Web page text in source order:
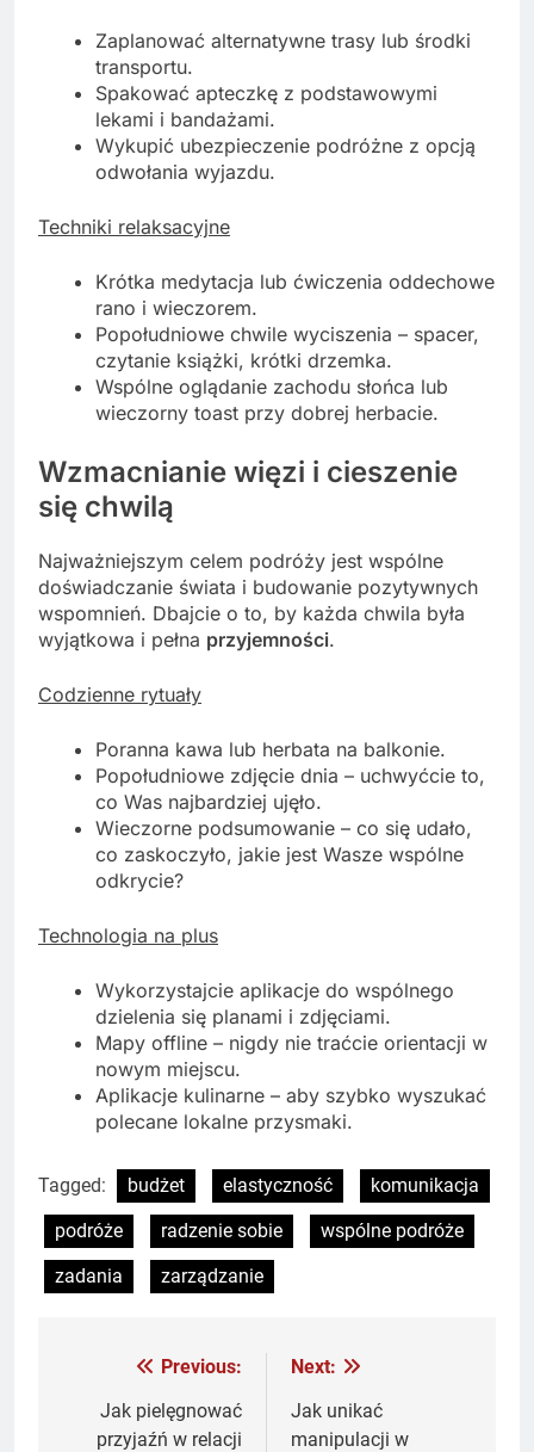
Zaplanować alternatywne trasy lub środki
transportu.
Spakować apteczkę z podstawowymi
lekami i bandażami.
Wykupić ubezpieczenie podróżne z opcją
odwołania wyjazdu.
Techniki relaksacyjne
Krótka medytacja lub ćwiczenia oddechowe
rano i wieczorem.
Popołudniowe chwile wyciszenia – spacer,
czytanie książki, krótki drzemka.
Wspólne oglądanie zachodu słońca lub
wieczorny toast przy dobrej herbacie.
Wzmacnianie więzi i cieszenie
się chwilą
Najważniejszym celem podróży jest wspólne
doświadczanie świata i budowanie pozytywnych
wspomnień. Dbajcie o to, by każda chwila była
wyjątkowa i pełna przyjemności.
Codzienne rytuały
Poranna kawa lub herbata na balkonie.
Popołudniowe zdjęcie dnia – uchwyćcie to,
co Was najbardziej ujęło.
Wieczorne podsumowanie – co się udało,
co zaskoczyło, jakie jest Wasze wspólne
odkrycie?
Technologia na plus
Wykorzystajcie aplikacje do wspólnego
dzielenia się planami i zdjęciami.
Mapy offline – nigdy nie traćcie orientacji w
nowym miejscu.
Aplikacje kulinarne – aby szybko wyszukać
polecane lokalne przysmaki.
Tagged: budżet elastyczność
komunikacja
podróże
radzenie sobie
wspólne podróże
zadania
zarządzanie
Nawigacja
wpisu
Previous:
Jak pielęgnować
przyjaźń w relacji
Next:
Jak unikać
manipulacji w